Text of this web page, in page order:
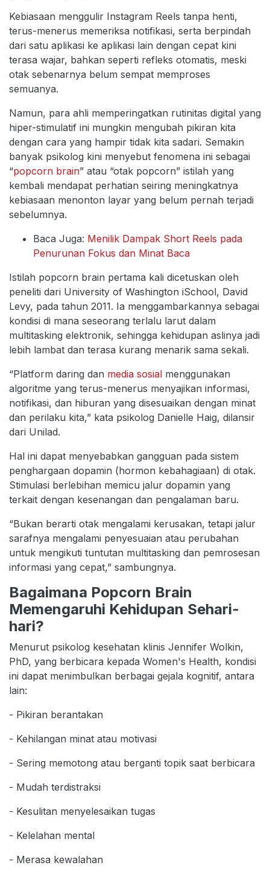
Kebiasaan menggulir Instagram Reels tanpa henti,
terus-menerus memeriksa notifikasi, serta berpindah
dari satu aplikasi ke aplikasi lain dengan cepat kini
terasa wajar, bahkan seperti refleks otomatis, meski
otak sebenarnya belum sempat memproses
semuanya.
Namun, para ahli memperingatkan rutinitas digital yang
hiper-stimulatif ini mungkin mengubah pikiran kita
dengan cara yang hampir tidak kita sadari. Semakin
banyak psikolog kini menyebut fenomena ini sebagai
“popcorn brain” atau “otak popcorn” istilah yang
kembali mendapat perhatian seiring meningkatnya
kebiasaan menonton layar yang belum pernah terjadi
sebelumnya.
Baca Juga: Menilik Dampak Short Reels pada
Penurunan Fokus dan Minat Baca
Istilah popcorn brain pertama kali dicetuskan oleh
peneliti dari University of Washington iSchool, David
Levy, pada tahun 2011. Ia menggambarkannya sebagai
kondisi di mana seseorang terlalu larut dalam
multitasking elektronik, sehingga kehidupan aslinya jadi
lebih lambat dan terasa kurang menarik sama sekali.
“Platform daring dan media sosial menggunakan
algoritme yang terus-menerus menyajikan informasi,
notifikasi, dan hiburan yang disesuaikan dengan minat
dan perilaku kita,” kata psikolog Danielle Haig, dilansir
dari Unilad.
Hal ini dapat menyebabkan gangguan pada sistem
penghargaan dopamin (hormon kebahagiaan) di otak.
Stimulasi berlebihan memicu jalur dopamin yang
terkait dengan kesenangan dan pengalaman baru.
“Bukan berarti otak mengalami kerusakan, tetapi jalur
sarafnya mengalami penyesuaian atau perubahan
untuk mengikuti tuntutan multitasking dan pemrosesan
informasi yang cepat,” sambungnya.
Bagaimana Popcorn Brain
Memengaruhi Kehidupan Sehari-
hari?
Menurut psikolog kesehatan klinis Jennifer Wolkin,
PhD, yang berbicara kepada Women's Health, kondisi
ini dapat menimbulkan berbagai gejala kognitif, antara
lain:
- Pikiran berantakan
- Kehilangan minat atau motivasi
- Sering memotong atau berganti topik saat berbicara
- Mudah terdistraksi
- Kesulitan menyelesaikan tugas
- Kelelahan mental
- Merasa kewalahan